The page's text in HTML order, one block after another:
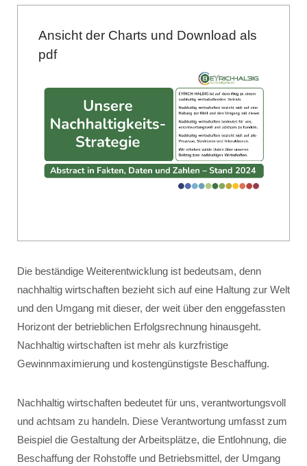
Ansicht der Charts und Download als
pdf
Die beständige Weiterentwicklung ist bedeutsam, denn
nachhaltig wirtschaften bezieht sich auf eine Haltung zur Welt
und den Umgang mit dieser, der weit über den enggefassten
Horizont der betrieblichen Erfolgsrechnung hinausgeht.
Nachhaltig wirtschaften ist mehr als kurzfristige
Gewinnmaximierung und kostengünstigste Beschaffung.
Nachhaltig wirtschaften bedeutet für uns, verantwortungsvoll
und achtsam zu handeln. Diese Verantwortung umfasst zum
Beispiel die Gestaltung der Arbeitsplätze, die Entlohnung, die
Beschaffung der Rohstoffe und Betriebsmittel, der Umgang